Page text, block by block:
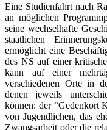
Eine Studienfahrt nach
an möglichen
seine wechselhafte
staatlichen
ermöglicht eine
des NS auf einer
kann auf einer
verschiedenen Orte in
denen jeweils
können: der “Gedenkort
von Jugendlichen, das
Zwangsarbeit oder die